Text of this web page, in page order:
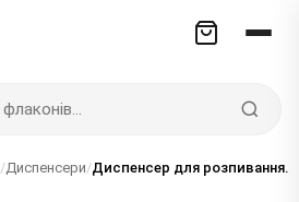
/Диспенсери/Диспенсер для розпивання.